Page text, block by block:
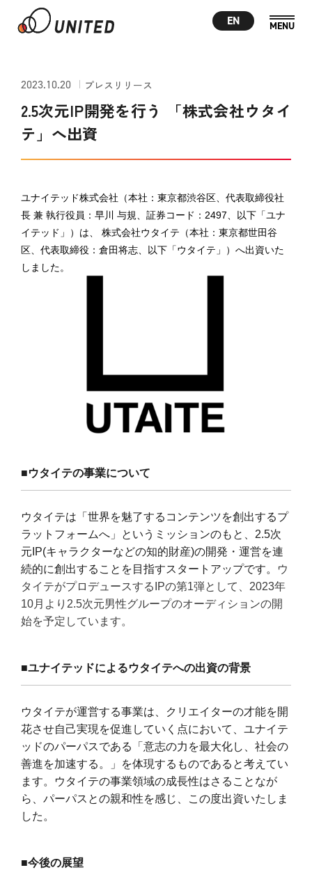
EN
2023.10.20 プレスリリース
2.5次元IP開発を行う 「株式会社ウタイ
テ」へ出資
ユナイテッド株式会社（本社：東京都渋谷区、代表取締役社
長 兼 執行役員：早川 与規、証券コード： 2497 、以下「ユナ
イテッド」）は、 株式会社ウタイテ（本社：東京都世田谷
区、代表取締役：倉田将志、以下「ウタイテ」）へ出資いた
しました。
■ウタイテの事業について
ウタイテは「世界を魅了するコンテンツを創出するプ
ラットフォームへ」というミッションのもと、 2.5次
元 IP(キャラクターなどの知的財産)の開発・運営を連
続的に創出することを目指すスタートアップです。
ウ
タイテがプロデュースする IPの第1弾として、 2023年
10月より 2.5次元男性グループのオーディションの開
始を予定しています。
■ユナイテッドによるウタイテへの出資の背景
ウタイテが運営する事業は、クリエイターの才能を開
花させ自己実現を促進していく点において、ユナイテ
ッドのパーパスである「意志の力を最大化し、社会の
善進を加速する。」を体現するものであると考えてい
ます。ウタイテの事業領域の成長性はさることなが
ら、パーパスとの親和性を感じ、この度出資いたしま
した。
■今後の展望